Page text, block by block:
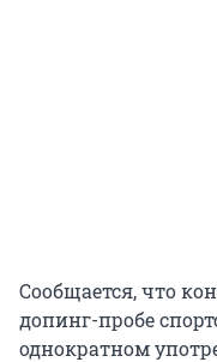
Сообщается, что
допинг-пробе
однократном